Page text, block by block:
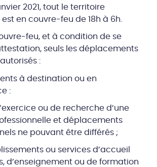
2021, tout le territoire
en couvre-feu de 18h à 6h.
feu, et à condition de se
seuls les déplacements
:
à destination ou en
:
ou de recherche d’une
et déplacements
ne pouvant être différés ;
ou services d’accueil
d’enseignement ou de formation